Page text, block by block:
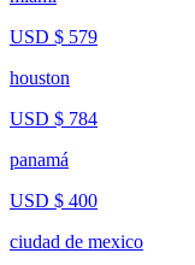
USD $ 579
houston
USD $ 784
panamá
USD $ 400
ciudad de mexico